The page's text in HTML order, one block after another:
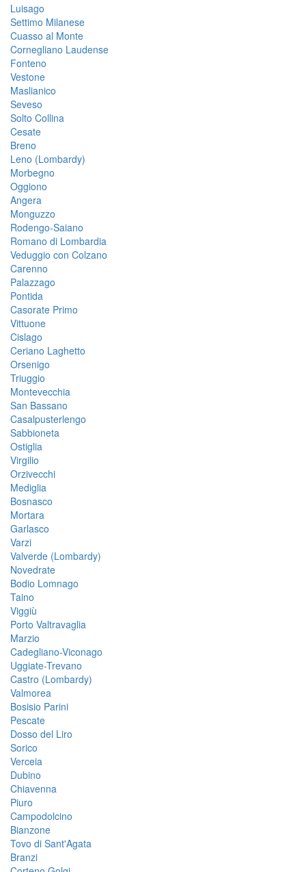
Luisago
Settimo Milanese
Cuasso al Monte
Cornegliano Laudense
Fonteno
Vestone
Maslianico
Seveso
Solto Collina
Cesate
Breno
Leno (Lombardy)
Morbegno
Oggiono
Angera
Monguzzo
Rodengo-Saiano
Romano di Lombardia
Veduggio con Colzano
Carenno
Palazzago
Pontida
Casorate Primo
Vittuone
Cislago
Ceriano Laghetto
Orsenigo
Triuggio
Montevecchia
San Bassano
Casalpusterlengo
Sabbioneta
Ostiglia
Virgilio
Orzivecchi
Mediglia
Bosnasco
Mortara
Garlasco
Varzi
Valverde (Lombardy)
Novedrate
Bodio Lomnago
Taino
Viggiù
Porto Valtravaglia
Marzio
Cadegliano-Viconago
Uggiate-Trevano
Castro (Lombardy)
Valmorea
Bosisio Parini
Pescate
Dosso del Liro
Sorico
Verceia
Dubino
Chiavenna
Piuro
Campodolcino
Bianzone
Tovo di Sant'Agata
Branzi